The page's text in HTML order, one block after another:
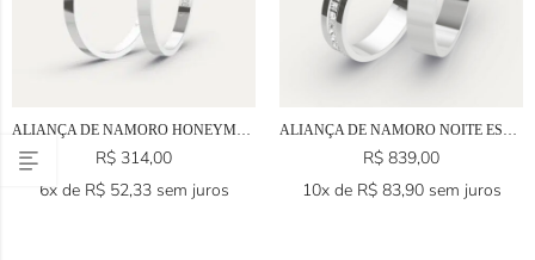
ALIANÇA DE NAMORO HONEYMOON EM PRATA 925
R$ 314,00
6x de R$52,33 sem juros
ALIANÇA DE NAMORO NOITE ESTELAR EM PRATA 925
R$ 839,00
10x de R$83,90 sem juros